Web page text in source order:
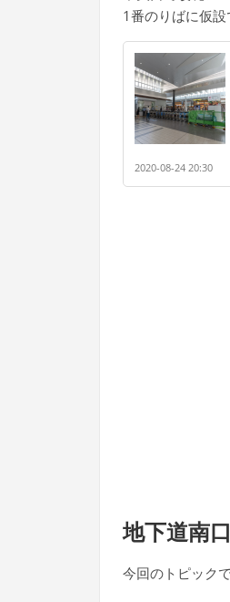
1番のりばに仮設
2020-08-24 20:30
地下道南
今回のトピックで